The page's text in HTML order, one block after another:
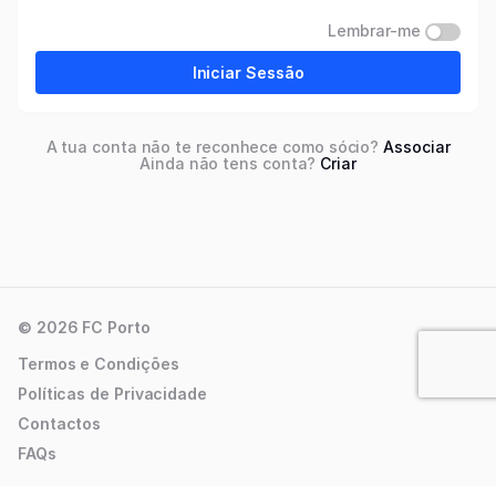
Lembrar-me
Iniciar Sessão
A tua conta não te reconhece como sócio?Associar
Ainda não tens conta? Criar
© 2026 FC Porto
Termos e Condições
Políticas de Privacidade
Contactos
FAQs